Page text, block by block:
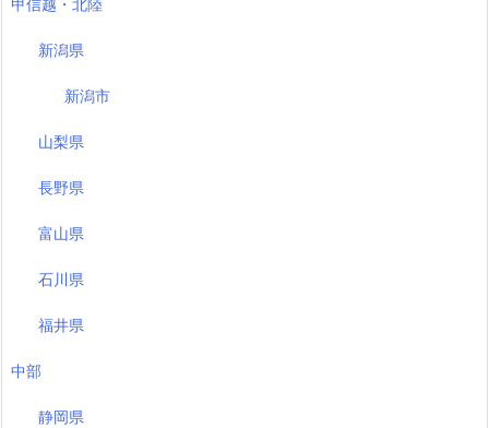
甲信越・北陸
新潟県
新潟市
山梨県
長野県
富山県
石川県
福井県
中部
静岡県